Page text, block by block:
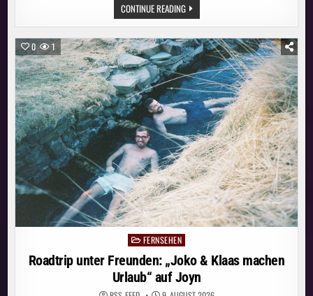
CONTINUE READINGAMORE
OHNE
WORTE?
IN
„AMORE
UNTER
PALMEN“
SPRECHEN
BUSFAHRER
MATTHIAS
(50,
LÜNEBURG)
UND
THAILÄNDERIN
NAT
AB
MORGEN
AUF
JOYN
NUR
DIE
SPRACHE
DER
LIEBE
0 1
PostedFERNSEHEN
Roadtrip unter Freunden: „Joko & Klaas machen
Urlaub“ auf Joyn